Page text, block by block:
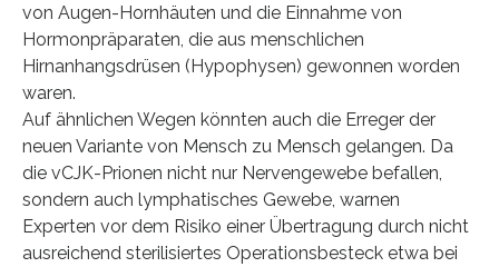
von Augen-Hornhäuten und die Einnahme von
Hormonpräparaten, die aus menschlichen
Hirnanhangsdrüsen (Hypophysen) gewonnen worden
waren.
Auf ähnlichen Wegen könnten auch die Erreger der
neuen Variante von Mensch zu Mensch gelangen. Da
die vCJK-Prionen nicht nur Nervengewebe befallen,
sondern auch lymphatisches Gewebe, warnen
Experten vor dem Risiko einer Übertragung durch nicht
ausreichend sterilisiertes Operationsbesteck etwa bei